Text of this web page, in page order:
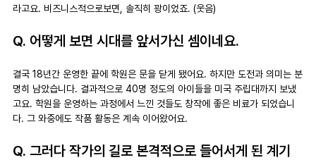
라고요. 비즈니스적으로보면, 솔직히 꽝이었죠. (웃음)
Q. 어떻게 보면 시대를 앞서가신 셈이네요.
결국 18년간 운영한 끝에 학원은 문을 닫게 됐어요. 하지만 도전과 의미는 분
명히 남았습니다. 결과적으로 40명 정도의 아이들을 미국 주립대까지 보냈
고요. 학원을 운영하는 과정에서 느낀 것들도 창작에 좋은 비료가 되었습니
다. 그 와중에도 작품 활동은 계속 이어왔어요.
Q. 그러다 작가의 길로 본격적으로 들어서게 된 계기